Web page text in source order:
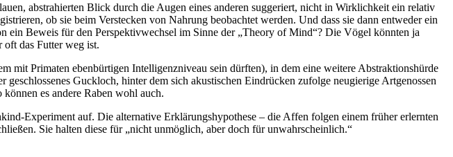
abstrahierten Blick durch die Augen eines anderen suggeriert, nicht in Wirklichkeit ein relativ
ob sie beim Verstecken von Nahrung beobachtet werden. Und dass sie dann entweder ein
ein Beweis für den Perspektivwechsel im Sinne der „Theory of Mind“? Die Vögel könnten ja
oft das Futter weg ist.
mit Primaten ebenbürtigen Intelligenzniveau sein dürften), in dem eine weitere Abstraktionshürde
Guckloch, hinter dem sich akustischen Eindrücken zufolge neugierige Artgenossen
es andere Raben wohl auch.
Experiment auf. Die alternative Erklärungshypothese – die Affen folgen einem früher erlernten
Sie halten diese für „nicht unmöglich, aber doch für unwahrscheinlich.“